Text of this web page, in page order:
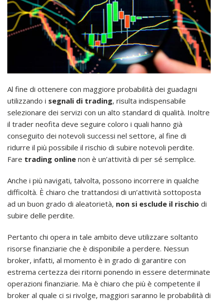
Al fine di ottenere con maggiore probabilità dei guadagni
utilizzando i segnali di trading, risulta indispensabile
selezionare dei servizi con un alto standard di qualità. Inoltre
il trader neofita deve seguire coloro i quali hanno già
conseguito dei notevoli successi nel settore, al fine di
ridurre il più possibile il rischio di subire notevoli perdite.
Fare trading online non è un’attività di per sé semplice.
Anche i più navigati, talvolta, possono incorrere in qualche
difficoltà. È chiaro che trattandosi di un’attività sottoposta
ad un buon grado di aleatorietà, non si esclude il rischio di
subire delle perdite.
Pertanto chi opera in tale ambito deve utilizzare soltanto
risorse finanziarie che è disponibile a perdere. Nessun
broker, infatti, al momento è in grado di garantire con
estrema certezza dei ritorni ponendo in essere determinate
operazioni finanziarie. Ma è chiaro che più è competente il
broker al quale ci si rivolge, maggiori saranno le probabilità di